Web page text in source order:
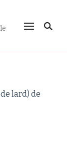
lard) de